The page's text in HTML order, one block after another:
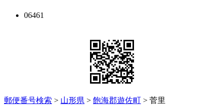
06461
郵便番号検索 > 山形県 > 飽海郡遊佐町 > 菅里